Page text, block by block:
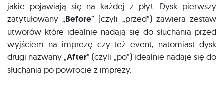
jakie pojawiają się na każdej z płyt. Dysk pierwszy
zatytułowany „Before” (czyli „przed”) zawiera zestaw
utworów które idealnie nadają się do słuchania przed
wyjściem na imprezę czy też event, natomiast dysk
drugi nazwany „After” (czyli „po”) idealnie nadaje się do
słuchania po powrocie z imprezy.